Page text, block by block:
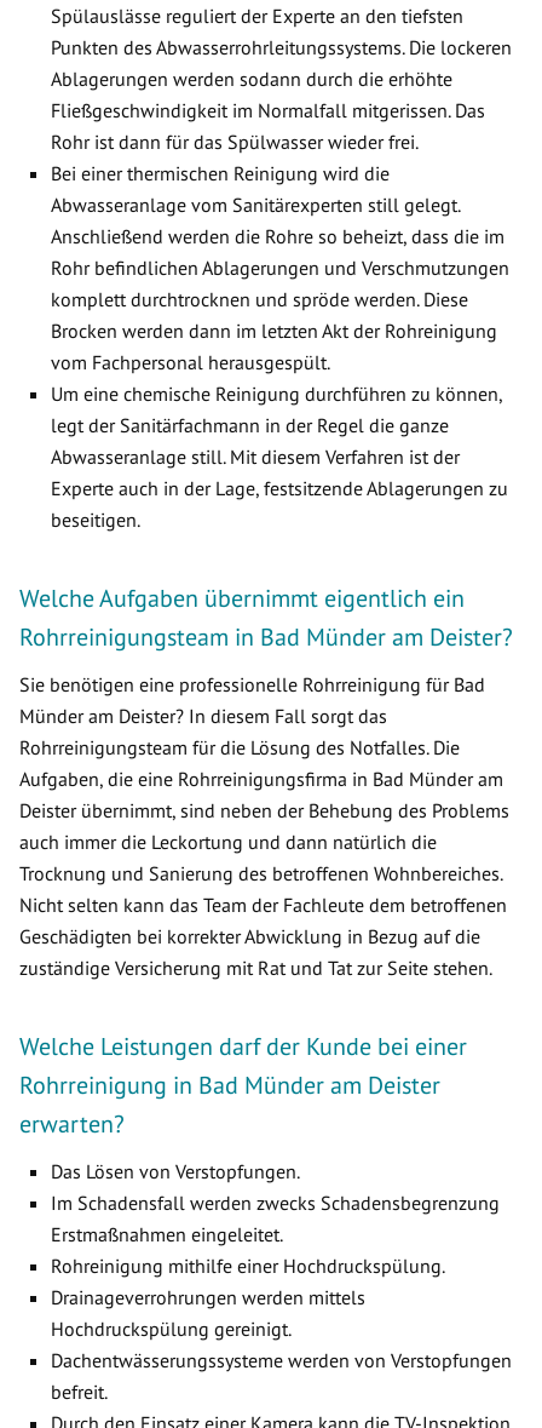
Spülauslässe reguliert der Experte an den tiefsten
Punkten des Abwasserrohrleitungssystems. Die lockeren
Ablagerungen werden sodann durch die erhöhte
Fließgeschwindigkeit im Normalfall mitgerissen. Das
Rohr ist dann für das Spülwasser wieder frei.
Bei einer thermischen Reinigung wird die
Abwasseranlage vom Sanitärexperten still gelegt.
Anschließend werden die Rohre so beheizt, dass die im
Rohr befindlichen Ablagerungen und Verschmutzungen
komplett durchtrocknen und spröde werden. Diese
Brocken werden dann im letzten Akt der Rohreinigung
vom Fachpersonal herausgespült.
Um eine chemische Reinigung durchführen zu können,
legt der Sanitärfachmann in der Regel die ganze
Abwasseranlage still. Mit diesem Verfahren ist der
Experte auch in der Lage, festsitzende Ablagerungen zu
beseitigen.
Welche Aufgaben übernimmt eigentlich ein
Rohrreinigungsteam in Bad Münder am Deister?
Sie benötigen eine professionelle Rohrreinigung für Bad
Münder am Deister? In diesem Fall sorgt das
Rohrreinigungsteam für die Lösung des Notfalles. Die
Aufgaben, die eine Rohrreinigungsfirma in Bad Münder am
Deister übernimmt, sind neben der Behebung des Problems
auch immer die Leckortung und dann natürlich die
Trocknung und Sanierung des betroffenen Wohnbereiches.
Nicht selten kann das Team der Fachleute dem betroffenen
Geschädigten bei korrekter Abwicklung in Bezug auf die
zuständige Versicherung mit Rat und Tat zur Seite stehen.
Welche Leistungen darf der Kunde bei einer
Rohrreinigung in Bad Münder am Deister
erwarten?
Das Lösen von Verstopfungen.
Im Schadensfall werden zwecks Schadensbegrenzung
Erstmaßnahmen eingeleitet.
Rohreinigung mithilfe einer Hochdruckspülung.
Drainageverrohrungen werden mittels
Hochdruckspülung gereinigt.
Dachentwässerungssysteme werden von Verstopfungen
befreit.